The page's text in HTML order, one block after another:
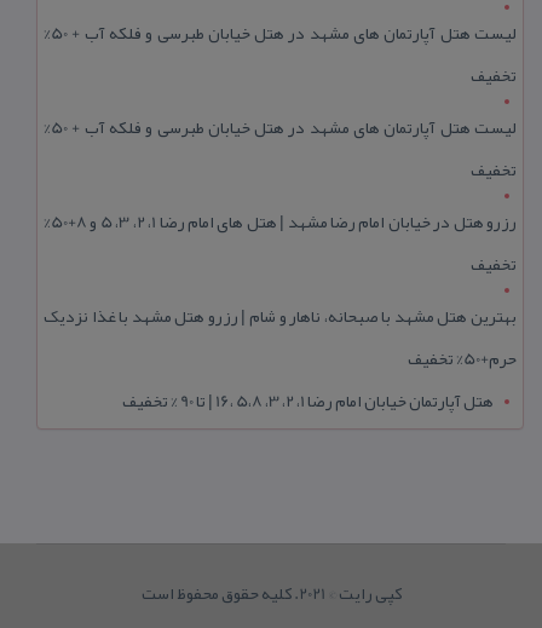
لیست هتل آپارتمان های مشهد در هتل خیابان طبرسی و فلکه آب + 50%
تخفیف
لیست هتل آپارتمان های مشهد در هتل خیابان طبرسی و فلکه آب + 50%
تخفیف
رزرو هتل در خیابان امام رضا مشهد | هتل‌ های امام رضا 1، 2، 3، 5 و 8+50%
تخفیف
بهترین هتل مشهد با صبحانه، ناهار و شام | رزرو هتل مشهد با غذا نزدیک
حرم+50% تخفیف
هتل آپارتمان خیابان امام رضا 1، 2، 3، 5،8 ،16 | تا 90 % تخفیف
کپی رایت © 2021. کلیه حقوق محفوظ است